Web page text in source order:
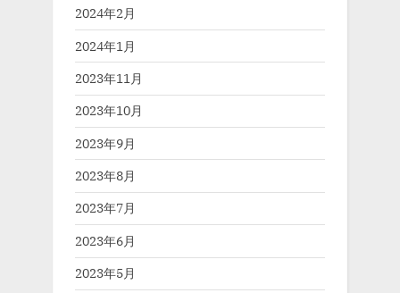
2024年2月
2024年1月
2023年11月
2023年10月
2023年9月
2023年8月
2023年7月
2023年6月
2023年5月